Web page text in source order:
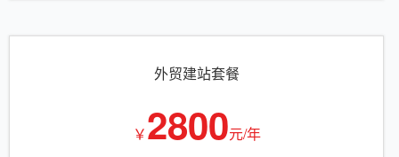
外贸建站套餐
￥2800元/年